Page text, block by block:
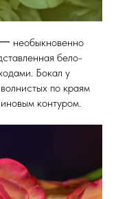
необыкновенно
бело-
Бокал у
по краям
контуром.